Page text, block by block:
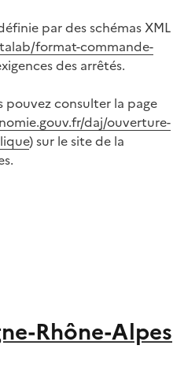
par des schémas XML
format-commande-
des arrêtés.
consulter la page
daj/ouverture-
) sur le site de la
Rhône-Alpes